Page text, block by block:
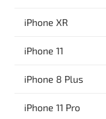
iPhone XR
iPhone 11
iPhone 8 Plus
iPhone 11 Pro